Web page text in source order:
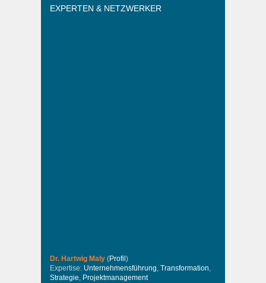
EXPERTEN & NETZWERKER
Dr. Hartwig Maly (Profil )
Expertise: Unternehmensführung, Transformation,
Strategie, Projektmanagement